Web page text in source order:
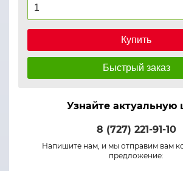
Купить
Быстрый заказ
Узнайте актуальную
8 (727) 221-91-10
Напишите нам, и мы отправим вам
предложение: